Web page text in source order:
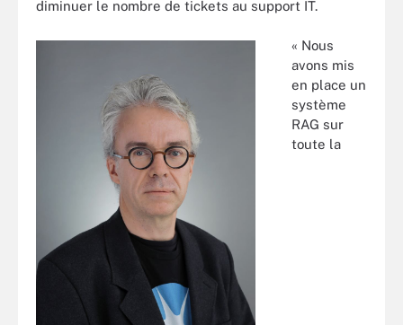
diminuer le nombre de tickets au support IT.
« Nous
avons mis
en place un
système
RAG sur
toute la